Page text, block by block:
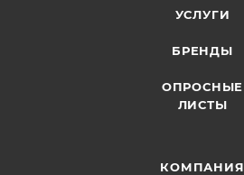
УСЛУГИ
БРЕНДЫ
ОПРОСНЫЕ
ЛИСТЫ
КОМПАНИЯ